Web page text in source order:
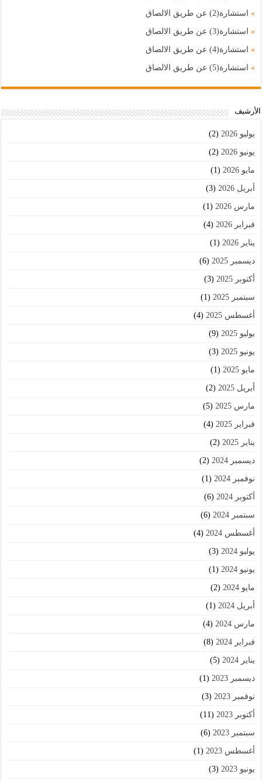
» استشارة(2) عن طريق الالصاق
» استشارة(3) عن طريق الالصاق
» استشارة(4) عن طريق الالصاق
» استشارة(5) عن طريق الالصاق
اﻷرشيف
يوليو 2026 (2)
يونيو 2026 (2)
مايو 2026 (1)
أبريل 2026 (3)
مارس 2026 (1)
فبراير 2026 (4)
يناير 2026 (1)
ديسمبر 2025 (6)
أكتوبر 2025 (3)
سبتمبر 2025 (1)
أغسطس 2025 (4)
يوليو 2025 (9)
يونيو 2025 (3)
مايو 2025 (1)
أبريل 2025 (2)
مارس 2025 (5)
فبراير 2025 (4)
يناير 2025 (2)
ديسمبر 2024 (2)
نوفمبر 2024 (1)
أكتوبر 2024 (6)
سبتمبر 2024 (6)
أغسطس 2024 (4)
يوليو 2024 (3)
يونيو 2024 (1)
مايو 2024 (2)
أبريل 2024 (1)
مارس 2024 (4)
فبراير 2024 (8)
يناير 2024 (5)
ديسمبر 2023 (1)
نوفمبر 2023 (3)
أكتوبر 2023 (11)
سبتمبر 2023 (6)
أغسطس 2023 (1)
يونيو 2023 (3)